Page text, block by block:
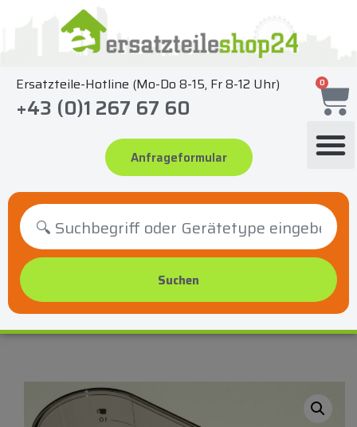
springen
Ersatzteile-Hotline (Mo-Do 8-15, Fr 8-12 Uhr)
+43 (0)1 267 67 60
Anfrageformular
0